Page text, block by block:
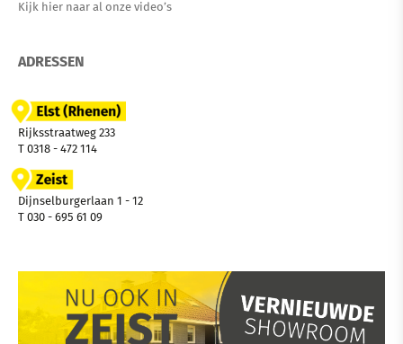
Kijk hier naar al onze video’s
ADRESSEN
Rijksstraatweg 233
T 0318 - 472 114
Dijnselburgerlaan 1 - 12
T 030 - 695 61 09